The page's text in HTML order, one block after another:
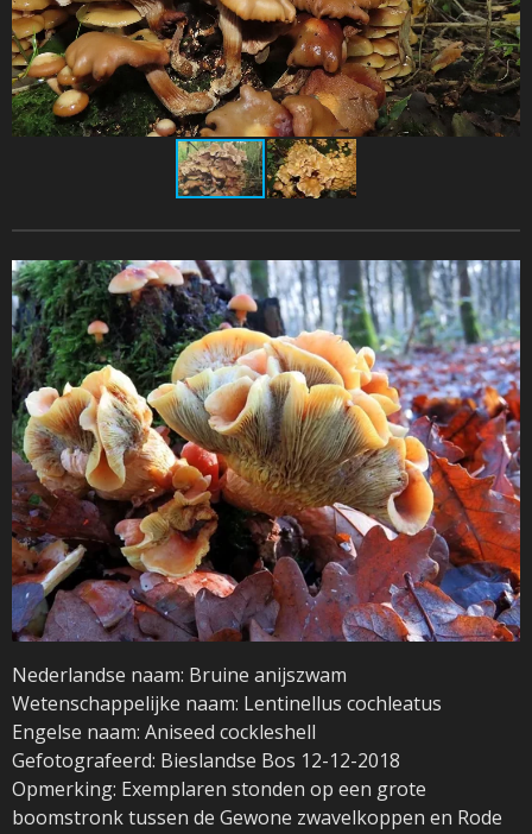
Nederlandse naam: Bruine anijszwam
Wetenschappelijke naam: Lentinellus cochleatus
Engelse naam: Aniseed cockleshell
Gefotografeerd: Bieslandse Bos 12-12-2018
Opmerking: Exemplaren stonden op een grote
boomstronk tussen de Gewone zwavelkoppen en Rode